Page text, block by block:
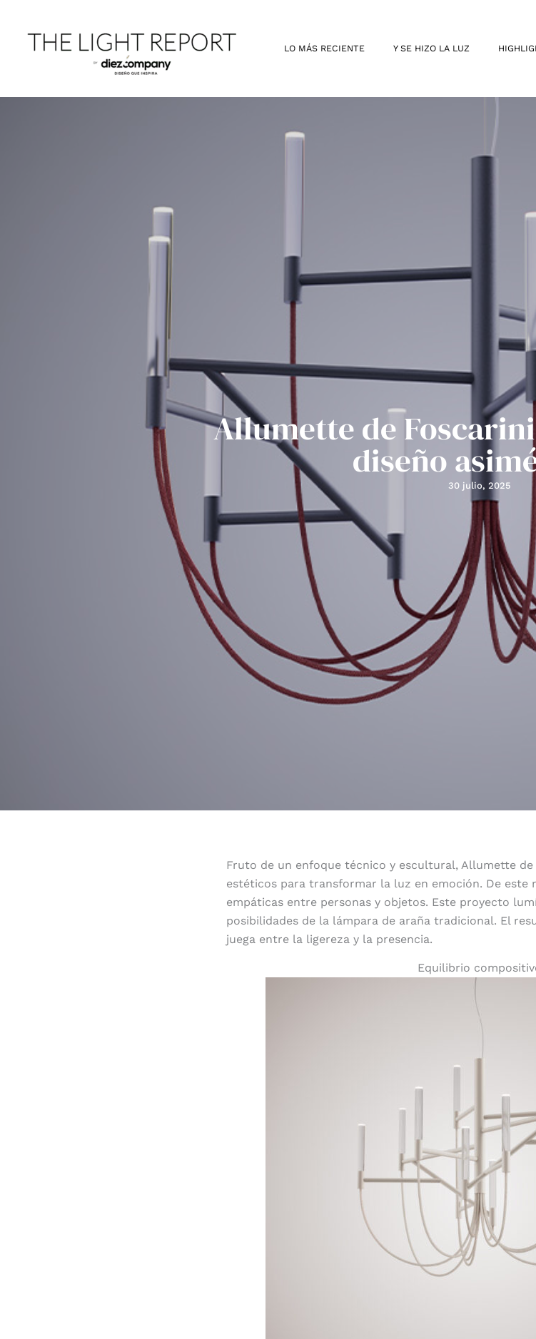
contenido
LO MÁS RECIENTE Y SE HIZO LA LUZ
Allumette de
diseño
30 julio, 2025
Fruto de un enfoque técnico y escultural, Allumette
estéticos para transformar la luz en emoción. De este
empáticas entre personas y objetos. Este proyecto
posibilidades de la lámpara de araña tradicional. El
juega entre la ligereza y la presencia.
Equilibrio